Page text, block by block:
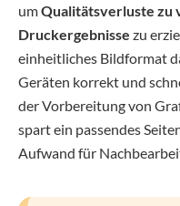
umQualitätsverluste zu
Druckergebnisse zu
einheitliches Bildformat
Geräten korrekt und
der Vorbereitung von
spart ein passendes
Aufwand für